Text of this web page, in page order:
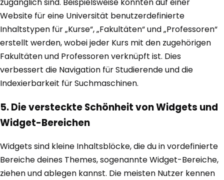
Website für eine Universität benutzerdefinierte
Inhaltstypen für „Kurse“, „Fakultäten“ und „Professoren“
erstellt werden, wobei jeder Kurs mit den zugehörigen
Fakultäten und Professoren verknüpft ist. Dies
verbessert die Navigation für Studierende und die
Indexierbarkeit für Suchmaschinen.
5. Die versteckte Schönheit von Widgets und
Widget-Bereichen
Widgets sind kleine Inhaltsblöcke, die du in vordefinierte
Bereiche deines Themes, sogenannte Widget-Bereiche,
ziehen und ablegen kannst. Die meisten Nutzer kennen